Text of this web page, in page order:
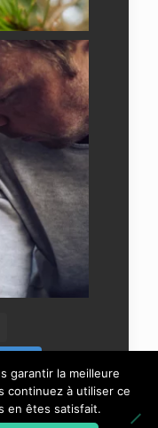
garantir la meilleure
continuez à utiliser ce
en êtes satisfait.